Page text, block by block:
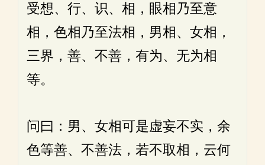
受想、行、识、相，眼相乃至意
相，色相乃至法相，男相、女相，
三界，善、不善，有为、无为相
等。
问曰：男、女相可是虚妄不实，余
色等善、不善法，若不取相，云何